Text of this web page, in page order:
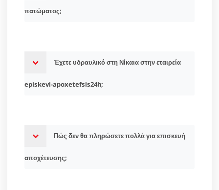
πατώματος;
Έχετε υδραυλικό στη Νίκαια στην εταιρεία
episkevi-apoxetefsis24h;
Πώς δεν θα πληρώσετε πολλά για επισκευή
αποχέτευσης;